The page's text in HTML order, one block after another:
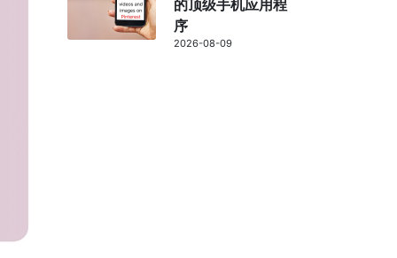
的顶级手机应用程
序
2026-08-09